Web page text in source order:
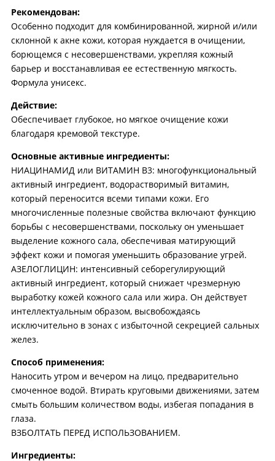
Рекомендован:
Особенно подходит для комбинированной, жирной и/или
склонной к акне кожи, которая нуждается в очищении,
борющемся с несовершенствами, укрепляя кожный
барьер и восстанавливая ее естественную мягкость.
Формула унисекс.
Действие:
Обеспечивает глубокое, но мягкое очищение кожи
благодаря кремовой текстуре.
Основные активные ингредиенты:
НИАЦИНАМИД или ВИТАМИН B3: многофункциональный
активный ингредиент, водорастворимый витамин,
который переносится всеми типами кожи. Его
многочисленные полезные свойства включают функцию
борьбы с несовершенствами, поскольку он уменьшает
выделение кожного сала, обеспечивая матирующий
эффект кожи и помогая уменьшить образование угрей.
АЗЕЛОГЛИЦИН: интенсивный себорегулирующий
активный ингредиент, который снижает чрезмерную
выработку кожей кожного сала или жира. Он действует
интеллектуальным образом, высвобождаясь
исключительно в зонах с избыточной секрецией сальных
желез.
Способ применения:
Наносить утром и вечером на лицо, предварительно
смоченное водой. Втирать круговыми движениями, затем
смыть большим количеством воды, избегая попадания в
глаза.
ВЗБОЛТАТЬ ПЕРЕД ИСПОЛЬЗОВАНИЕМ.
Ингредиенты: